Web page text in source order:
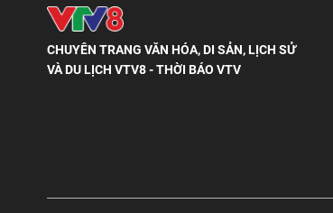
CHUYÊN TRANG VĂN HÓA, DI SẢN, LỊCH SỬ
VÀ DU LỊCH VTV8 - THỜI BÁO VTV